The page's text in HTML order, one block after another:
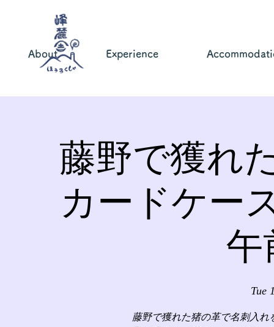
About Experience
藤野で獲れ
カードケー
午
Tue
藤野で獲れた猪の革で名刺入